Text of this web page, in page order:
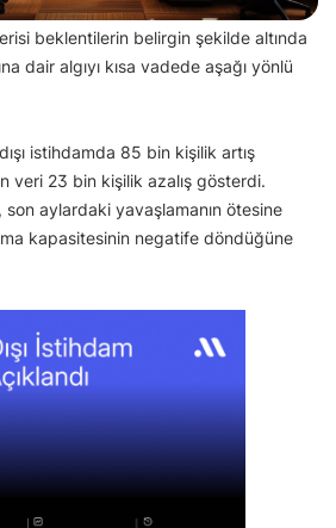
beklentilerin belirgin şekilde altında
dair algıyı kısa vadede aşağı yönlü
istihdamda 85 bin kişilik artış
veri 23 bin kişilik azalış gösterdi.
aylardaki yavaşlamanın ötesine
kapasitesinin negatife döndüğüne